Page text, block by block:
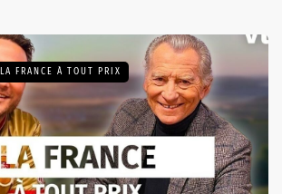
LA FRANCE À TOUT PRIX